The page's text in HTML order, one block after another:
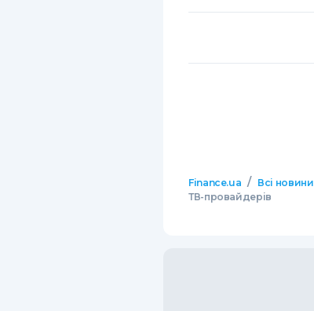
Finance.ua / Всі новини
ТВ-провайдерів